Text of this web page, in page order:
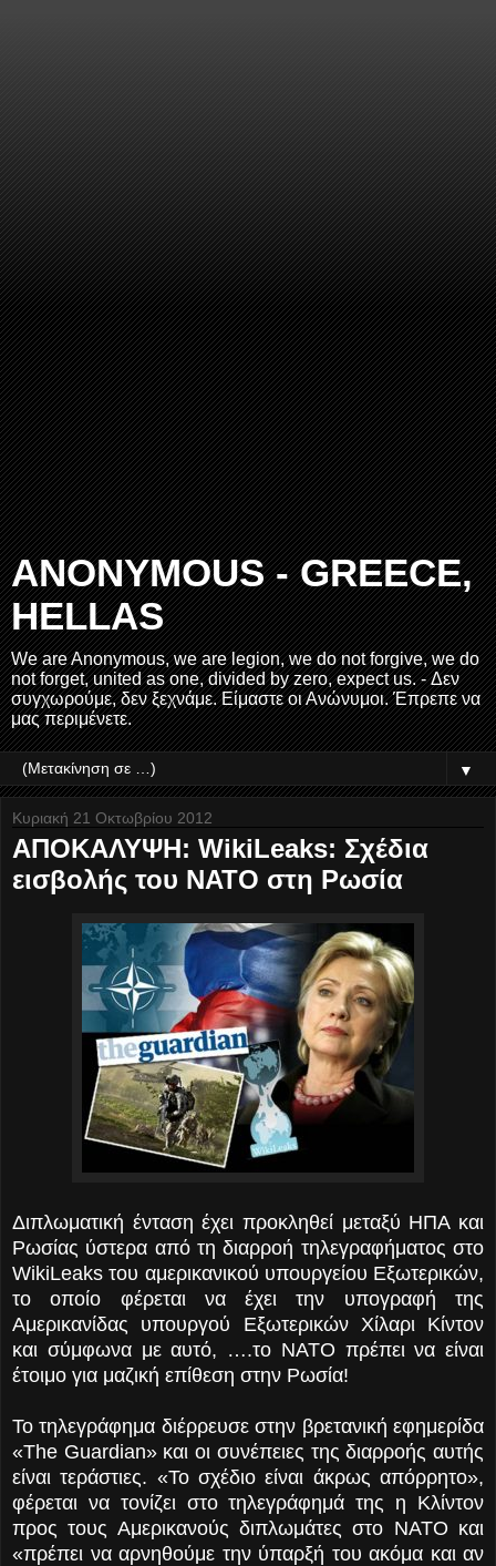
ANONYMOUS - GREECE,
HELLAS
We are Anonymous, we are legion, we do not forgive, we do
not forget, united as one, divided by zero, expect us. - Δεν
συγχωρούμε, δεν ξεχνάμε. Είμαστε οι Ανώνυμοι. Έπρεπε να
μας περιμένετε.
▼
Κυριακή 21 Οκτωβρίου 2012
ΑΠΟΚΑΛΥΨΗ: WikiLeaks: Σχέδια
εισβολής του ΝΑΤΟ στη Ρωσία
Διπλωματική ένταση έχει προκληθεί μεταξύ ΗΠΑ και
Ρωσίας ύστερα από τη διαρροή τηλεγραφήματος στο
WikiLeaks του αμερικανικού υπουργείου Εξωτερικών,
το οποίο φέρεται να έχει την υπογραφή της
Αμερικανίδας υπουργού Εξωτερικών Χίλαρι Κίντον
και σύμφωνα με αυτό, ….το ΝΑΤΟ πρέπει να είναι
έτοιμο για μαζική επίθεση στην Ρωσία!
Το τηλεγράφημα διέρρευσε στην βρετανική εφημερίδα
«The Guardian» και οι συνέπειες της διαρροής αυτής
είναι τεράστιες. «Το σχέδιο είναι άκρως απόρρητο»,
φέρεται να τονίζει στο τηλεγράφημά της η Κλίντον
προς τους Αμερικανούς διπλωμάτες στο ΝΑΤΟ και
«πρέπει να αρνηθούμε την ύπαρξή του ακόμα και αν